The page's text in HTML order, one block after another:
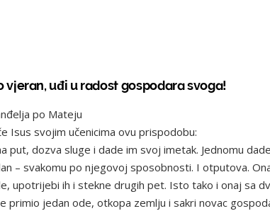
vjeran, uđi u radost gospodara svoga!
po Mateju
Isus svojim učenicima ovu prispodobu:
put, dozva sluge i dade im svoj imetak. Jednomu
– svakomu po njegovoj sposobnosti. I otputova.
upotrijebi ih i stekne drugih pet. Isto tako i onaj sa
primio jedan ode, otkopa zemlju i sakri novac